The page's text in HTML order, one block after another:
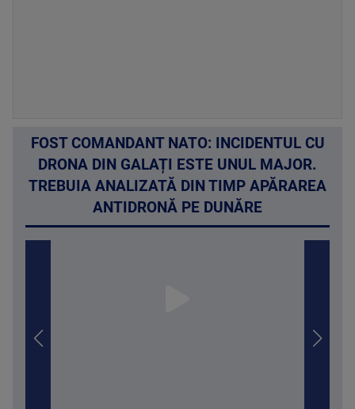
FOST COMANDANT NATO: INCIDENTUL CU
DRONA DIN GALAȚI ESTE UNUL MAJOR.
TREBUIA ANALIZATĂ DIN TIMP APĂRAREA
ANTIDRONĂ PE DUNĂRE